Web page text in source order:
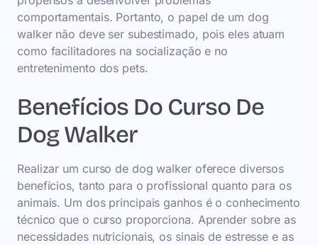
comportamentais. Portanto, o papel de um dog
walker não deve ser subestimado, pois eles atuam
como facilitadores na socialização e no
entretenimento dos pets.
Benefícios Do Curso De
Dog Walker
Realizar um curso de dog walker oferece diversos
benefícios, tanto para o profissional quanto para os
animais. Um dos principais ganhos é o conhecimento
técnico que o curso proporciona. Aprender sobre as
necessidades nutricionais, os sinais de estresse e as